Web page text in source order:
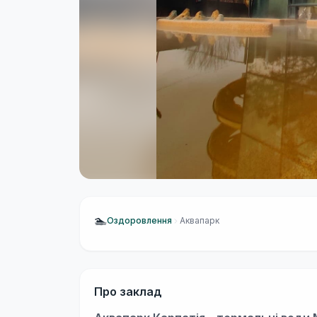
🏊Оздоровлення Аквапарк
Про заклад